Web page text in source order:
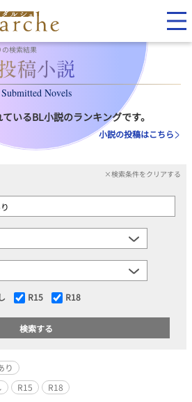
検索結果
Submitted Novels
いるBL小説のランキングです。
小説の投稿はこちら
×検索条件をクリアする
R15 R18
り
R15 R18